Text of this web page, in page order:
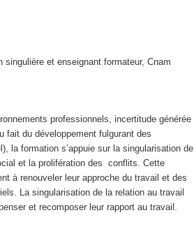
et enseignant formateur, Cnam
professionnels, incertitude générée
fait du développement fulgurant des
la formation s’appuie sur la singularisation de
et la prolifération des conflits. Cette
à renouveler leur approche du travail et des
La singularisation de la relation au travail
et recomposer leur rapport au travail.